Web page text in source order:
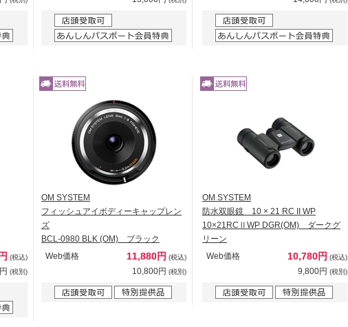
(税込)
(税別)
OM SYSTEM
フィッシュアイボディーキャップレン
ズ
BCL-0980 BLK (OM) ブラック
Web価格
11,880円 (税込)
10,800円 (税別)
OM SYSTEM
防水双眼鏡 10 × 21 RC II WP
10×21RCⅡWP DGR(OM) ダークグ
リーン
Web価格
10,780円 (税込)
9,800円 (税別)